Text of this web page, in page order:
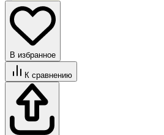
В избранное
К сравнению